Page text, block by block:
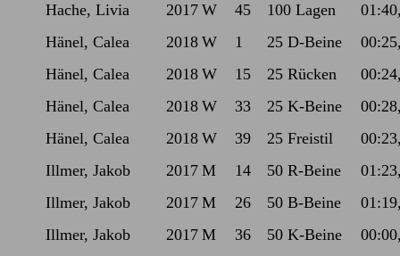
Hache, Livia
2017 W 45 100 Lagen
Hänel, Calea
2018 W 1 25 D-Beine
Hänel, Calea
2018 W 15 25 Rücken
Hänel, Calea
2018 W 33 25 K-Beine
Hänel, Calea
2018 W 39 25 Freistil
Illmer, Jakob
2017 M 14 50 R-Beine
Illmer, Jakob
2017 M 26 50 B-Beine
Illmer, Jakob
2017 M 36 50 K-Beine